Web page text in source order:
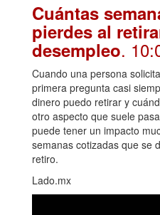
Cuántas
pierdes al
desempleo.
Cuando una persona
primera pregunta casi
dinero puedo retirar y
otro aspecto que suele
puede tener un impacto
semanas cotizadas que se
retiro.
Lado.mx